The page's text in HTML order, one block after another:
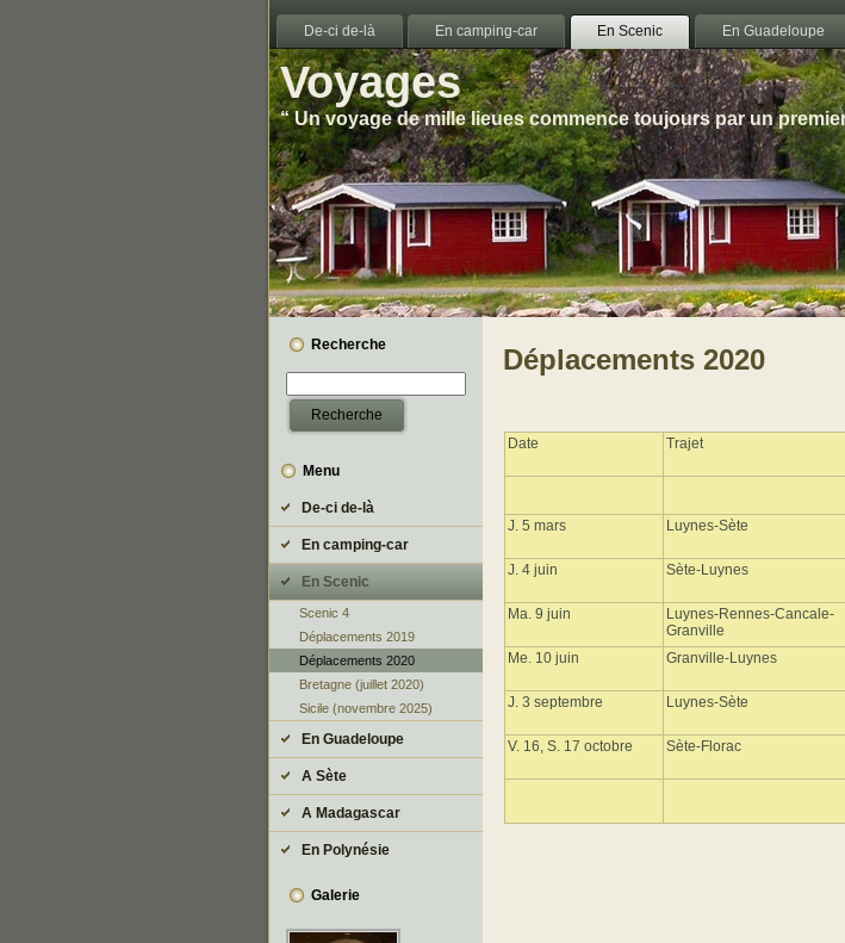
De-ci de-là En camping-car En Scenic En Guadeloupe
Voyages
“ Un voyage de mille lieues commence toujours par un
Recherche
Menu
De-ci de-là
En camping-car
En Scenic
Scenic 4
Déplacements 2019
Déplacements 2020
Bretagne (juillet 2020)
Sicile (novembre 2025)
En Guadeloupe
A Sète
A Madagascar
En Polynésie
Galerie
Déplacements 2020
Date Trajet
J. 5 mars Luynes-Sète
J. 4 juin Sète-Luynes
Ma. 9 juin
Luynes-Rennes-Cancale-
Granville
Me. 10 juin Granville-Luynes
J. 3 septembre Luynes-Sète
V. 16, S. 17 octobre Sète-Florac